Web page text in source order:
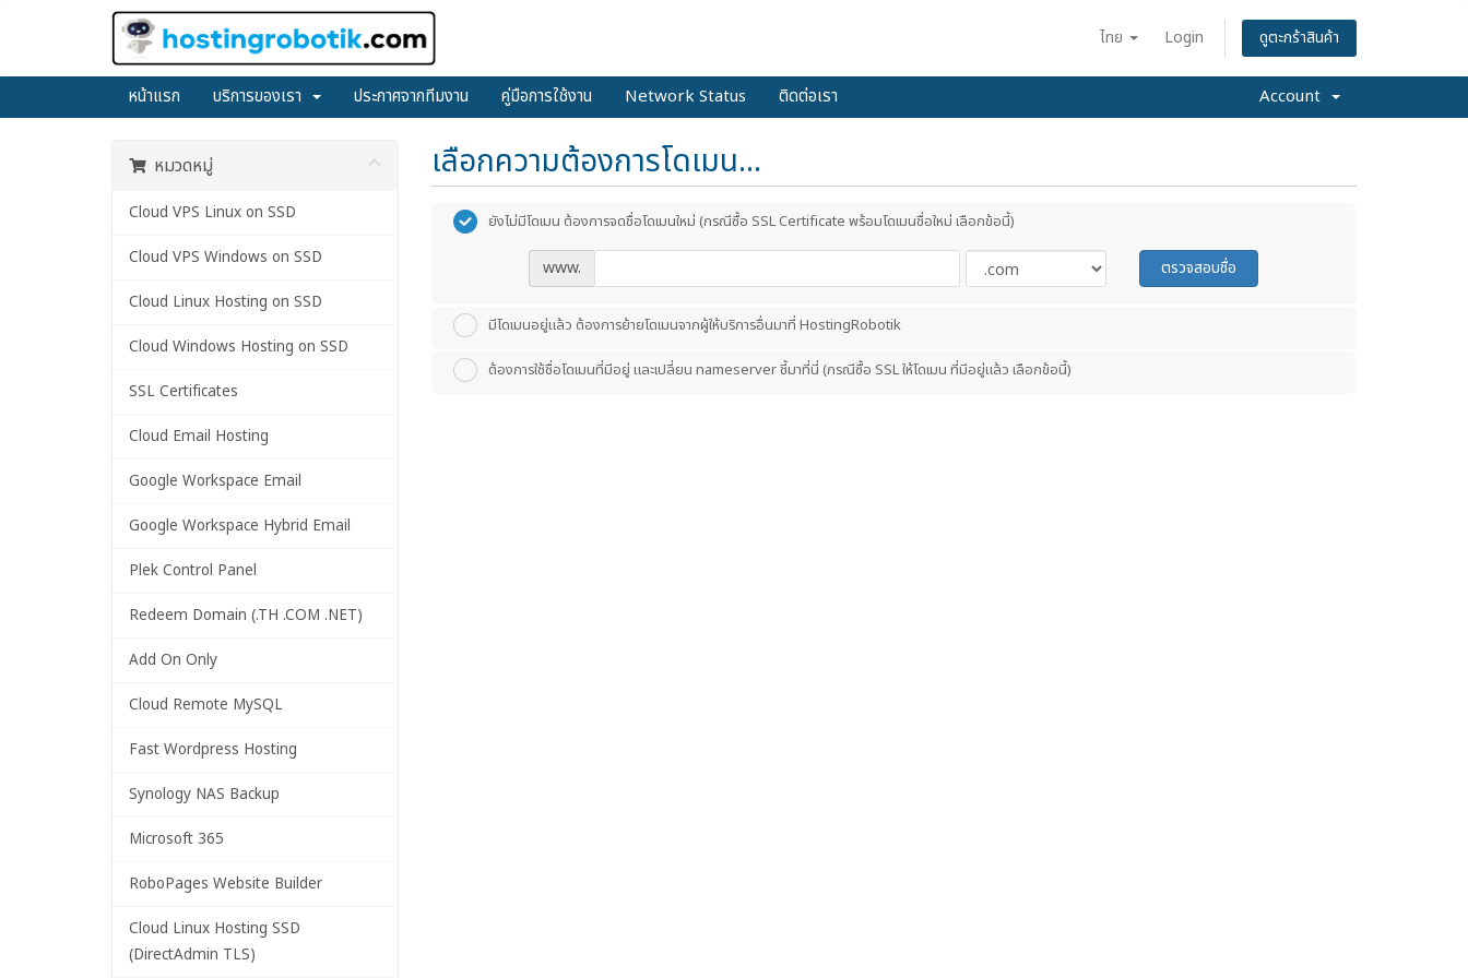
ไทย Login ดูตะกร้าสินค้า
หน้าแรก บริการของเรา ประกาศจากทีมงาน คู่มือการใช้งาน Network Status ติดต่อเรา Account
หมวดหมู่
Cloud VPS Linux on SSD
Cloud VPS Windows on SSD
Cloud Linux Hosting on SSD
Cloud Windows Hosting on SSD
SSL Certificates
Cloud Email Hosting
Google Workspace Email
Google Workspace Hybrid Email
Plek Control Panel
Redeem Domain (.TH .COM .NET)
Add On Only
Cloud Remote MySQL
Fast Wordpress Hosting
Synology NAS Backup
Microsoft 365
RoboPages Website Builder
Cloud Linux Hosting SSD
(DirectAdmin TLS)
เลือกความต้องการโดเมน...
ยังไม่มีโดเมน ต้องการจดชื่อโดเมนใหม่ (กรณีซื้อ SSL Certificate พร้อมโดเมนชื่อใหม่ เลือกข้อนี้)
www. ตรวจสอบชื่อ
มีโดเมนอยู่แล้ว ต้องการย้ายโดเมนจากผู้ให้บริการอื่นมาที่ HostingRobotik
ต้องการใช้ชื่อโดเมนที่มีอยู่ และเปลี่ยน nameserver ชี้มาที่นี่ (กรณีซื้อ SSL ให้โดเมน ที่มีอยู่แล้ว เลือกข้อนี้)